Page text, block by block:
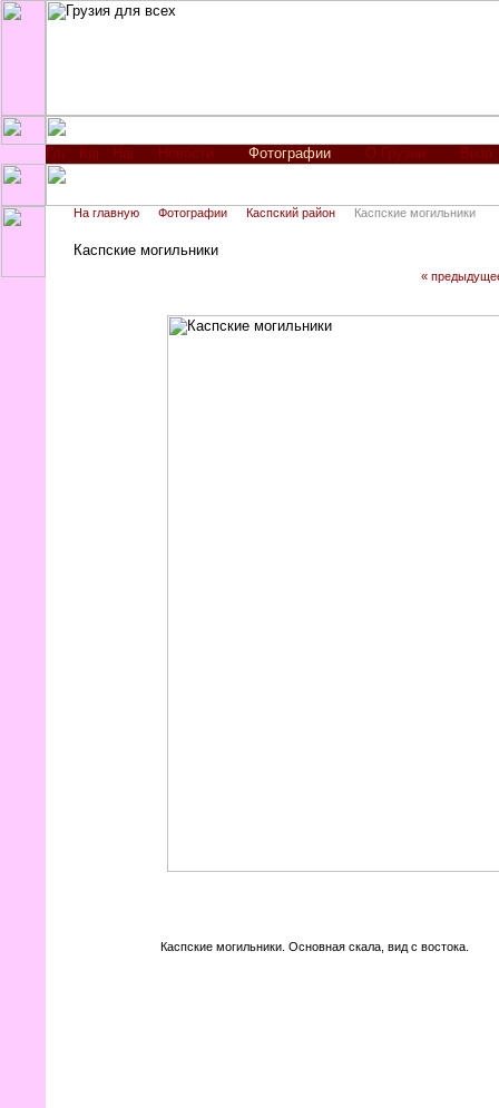
Новости Фотографии О Грузии Виза
На главную Фотографии Каспский район Каспские могильники
Каспские могильники
«
Каспские могильники. Основная скала, вид с востока.